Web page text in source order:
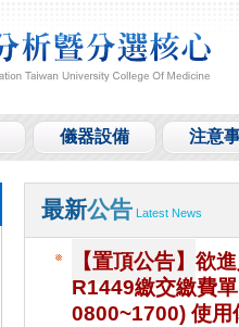
儀器設備 注意
最新公告 Latest News
【置頂公告】 欲
R1449繳交繳費
0800~1700) 使用